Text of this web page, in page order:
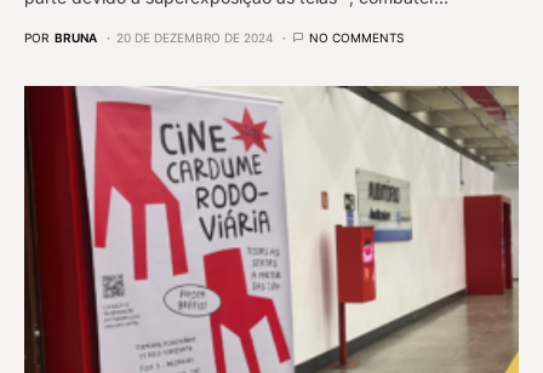
POR BRUNA 20 DE DEZEMBRO DE 2024 NO COMMENTS